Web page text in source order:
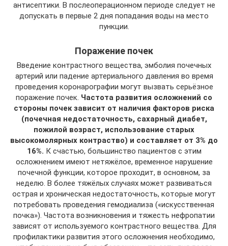
антисептики. В послеоперационном периоде следует не
допускать в первые 2 дня попадания воды на место
пункции.
Поражение почек
Введение контрастного вещества, эмболия почечных
артерий или падение артериального давления во время
проведения коронарографии могут вызвать серьёзное
поражение почек. Частота развития осложнений со
стороны почек зависит от наличия факторов риска
(почечная недостаточность, сахарный диабет,
пожилой возраст, использование старых
высокомолярных контраство) и составляет от 3% до
16%. К счастью, большинство пациентов с этим
осложнением имеют нетяжёлое, временное нарушение
почечной функции, которое проходит, в основном, за
неделю. В более тяжёлых случаях может развиваться
острая и хроническая недостаточность, которые могут
потребовать проведения гемодиализа («искусственная
почка»). Частота возникновения и тяжесть нефропатии
зависят от используемого контрастного вещества. Для
профилактики развития этого осложнения необходимо,